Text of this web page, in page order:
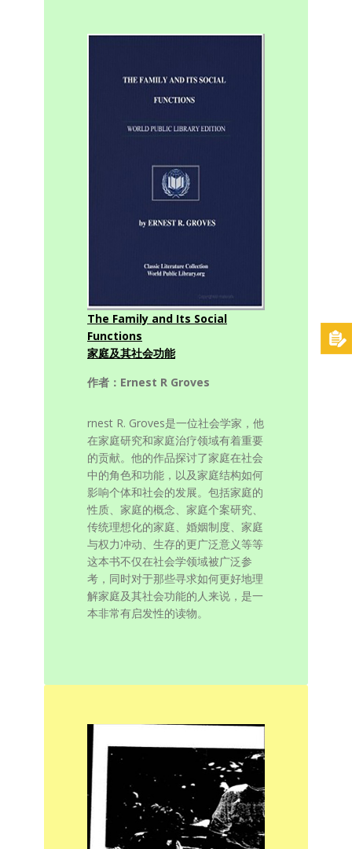
The Family and Its Social
Functions
家庭及其社会功能
作者：Ernest R Groves
rnest R. Groves是一位社会学家，他
在家庭研究和家庭治疗领域有着重要
的贡献。他的作品探讨了家庭在社会
中的角色和功能，以及家庭结构如何
影响个体和社会的发展。包括家庭的
性质、家庭的概念、家庭个案研究、
传统理想化的家庭、婚姻制度、家庭
与权力冲动、生存的更广泛意义等等
这本书不仅在社会学领域被广泛参
考，同时对于那些寻求如何更好地理
解家庭及其社会功能的人来说，是一
本非常有启发性的读物。